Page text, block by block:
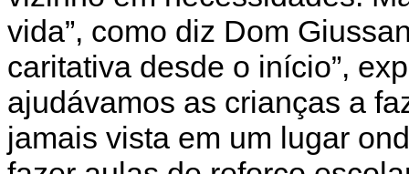
vida”, como diz Dom
caritativa desde o início”,
ajudávamos as crianças a
jamais vista em um lugar